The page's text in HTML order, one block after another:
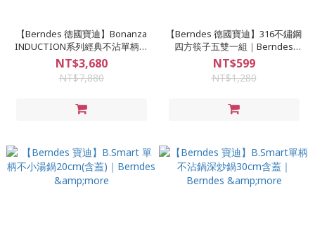
【Berndes 德國寶迪】Bonanza
INDUCTION系列經典不沾單柄小
湯鍋20cm(可使用電磁爐)｜
Berndes &more
NT$3,680
NT$7,880
【Berndes 德國寶迪】316不鏽鋼
四方筷子五雙一組｜Berndes
&more
NT$599
NT$1,280